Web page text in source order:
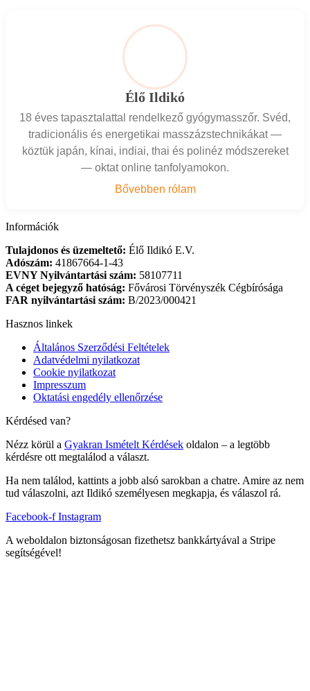
Élő Ildikó
18 éves tapasztalattal rendelkező gyógymasszőr. Svéd,
tradicionális és energetikai masszázstechnikákat —
köztük japán, kínai, indiai, thai és polinéz módszereket
— oktat online tanfolyamokon.
Bővebben rólam
Információk
Tulajdonos és üzemeltető: Élő Ildikó E.V.
Adószám: 41867664-1-43
EVNY Nyilvántartási szám: 58107711
A céget bejegyző hatóság: Fővárosi Törvényszék Cégbírósága
FAR nyilvántartási szám: B/2023/000421
Hasznos linkek
Általános Szerződési Feltételek
Adatvédelmi nyilatkozat
Cookie nyilatkozat
Impresszum
Oktatási engedély ellenőrzése
Kérdésed van?
Nézz körül a Gyakran Ismételt Kérdések oldalon – a legtöbb
kérdésre ott megtalálod a választ.
Ha nem találod, kattints a jobb alsó sarokban a chatre. Amire az nem
tud válaszolni, azt Ildikó személyesen megkapja, és válaszol rá.
Facebook-f Instagram
A weboldalon biztonságosan fizethetsz bankkártyával a Stripe
segítségével!